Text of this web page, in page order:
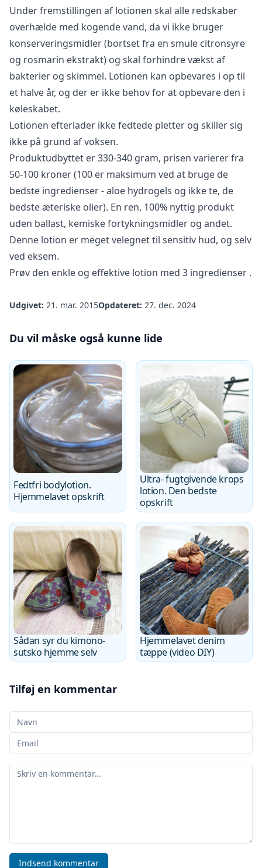
Under fremstillingen af lotionen skal alle redskaber
overhælde med kogende vand, da vi ikke bruger
konserveringsmidler (bortset fra en smule citronsyre
og rosmarin ekstrakt) og skal forhindre vækst af
bakterier og skimmel. Lotionen kan opbevares i op til
et halve år, og der er ikke behov for at opbevare den i
køleskabet.
Lotionen efterlader ikke fedtede pletter og skiller sig
ikke på grund af voksen.
Produktudbyttet er 330-340 gram, prisen varierer fra
50-100 kroner (100 er maksimum ved at bruge de
bedste ingredienser - aloe hydrogels og ikke te, de
bedste æteriske olier). En ren, 100% nyttig produkt
uden ballast, kemiske fortykningsmidler og andet.
Denne lotion er meget velegnet til sensitiv hud, og selv
ved eksem.
Prøv den enkle og effektive lotion med 3 ingredienser .
Udgivet: 21. mar. 2015Opdateret: 27. dec. 2024
Du vil måske også kunne lide
Fedtfri bodylotion.
Hjemmelavet opskrift
Ultra- fugtgivende krops
lotion. Den bedste
opskrift
Sådan syr du kimono-
sutsko hjemme selv
Hjemmelavet denim
tæppe (video DIY)
Tilføj en kommentar
Dit navn
Din e-mail
Din kommentar
Indsend kommentar